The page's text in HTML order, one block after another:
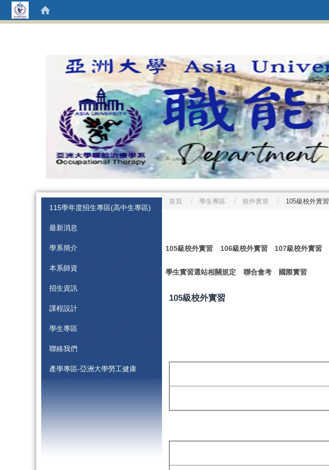
115學年度招生專區(高中生專區)
最新消息
學系簡介
本系師資
招生資訊
課程設計
學生專區
聯絡我們
產學專區-亞洲大學勞工健康
首頁 學生專區 校外實習 105級校外實習
:::
105級校外實習 106級校外實習 107級校外實習
學生實習選站相關規定 聯合會考 國際實習
105級校外實習